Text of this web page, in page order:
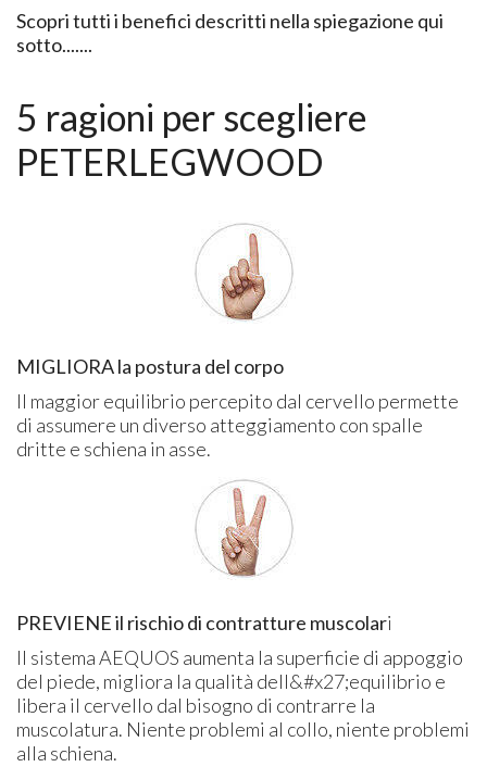
Scopri tutti i benefici descritti nella spiegazione qui
sotto.......
5 ragioni per scegliere
PETERLEGWOOD
MIGLIORA la postura del corpo
Il maggior equilibrio percepito dal cervello permette
di assumere un diverso atteggiamento con spalle
dritte e schiena in asse.
PREVIENE il rischio di contratture muscolari
Il sistema AEQUOS aumenta la superficie di appoggio
del piede, migliora la qualità dell&#x27;equilibrio e
libera il cervello dal bisogno di contrarre la
muscolatura. Niente problemi al collo, niente problemi
alla schiena.